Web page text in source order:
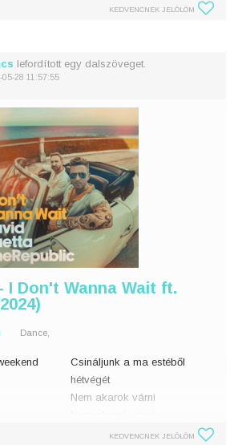
hogy lenyűgözz
Te mindig ar
KEDVENCNEK JELÖLÖM
lefordított egy dalszöveget.
05-28 11:57:55
I Don't Wanna Wait ft.
Dance,
Csináljunk a ma estéből
hétvégét
Nem akarok várni
Nem akarok várni
KEDVENCNEK JELÖLÖM